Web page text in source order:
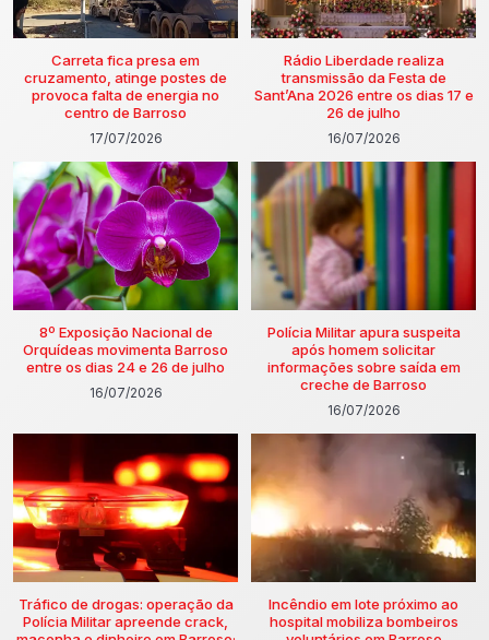
Carreta fica presa em
cruzamento, atinge postes de
provoca falta de energia no
centro de Barroso
17/07/2026
Rádio Liberdade realiza
transmissão da Festa de
Sant’Ana 2026 entre os dias 17 e
26 de julho
16/07/2026
8º Exposição Nacional de
Orquídeas movimenta Barroso
entre os dias 24 e 26 de julho
16/07/2026
Polícia Militar apura suspeita
após homem solicitar
informações sobre saída em
creche de Barroso
16/07/2026
Tráfico de drogas: operação da
Polícia Militar apreende crack,
Incêndio em lote próximo ao
hospital mobiliza bombeiros